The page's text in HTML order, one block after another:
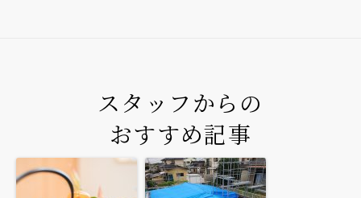
スタッフからの
おすすめ記事